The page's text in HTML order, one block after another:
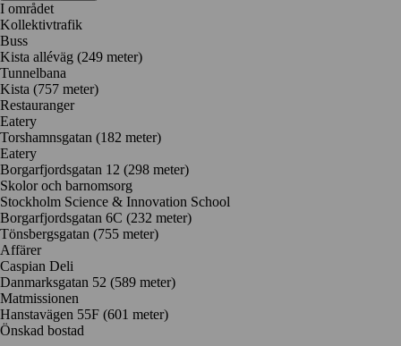
I området
Kollektivtrafik
Buss
Kista alléväg (249 meter)
Tunnelbana
Kista (757 meter)
Restauranger
Eatery
Torshamnsgatan (182 meter)
Eatery
Borgarfjordsgatan 12 (298 meter)
Skolor och barnomsorg
Stockholm Science & Innovation School
Borgarfjordsgatan 6C (232 meter)
Tönsbergsgatan (755 meter)
Affärer
Caspian Deli
Danmarksgatan 52 (589 meter)
Matmissionen
Hanstavägen 55F (601 meter)
Önskad bostad